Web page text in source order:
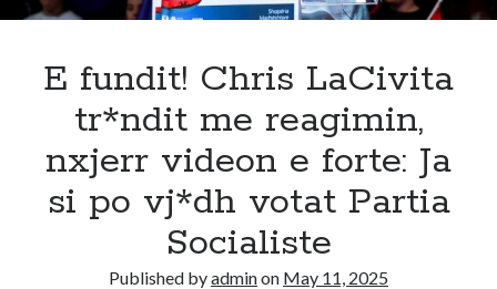
Rama,
detajet
e
papritura
E fundit! Chris LaCivita
tr*ndit me reagimin,
nxjerr videon e forte: Ja
si po vj*dh votat Partia
Socialiste
Published byadminon May 11, 2025